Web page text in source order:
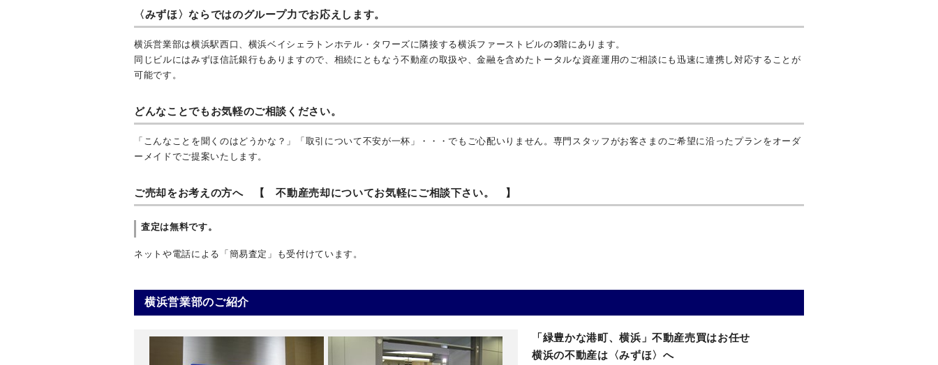
〈みずほ〉ならではのグループ力でお応えします。
横浜営業部は横浜駅西口、横浜ベイシェラトンホテル・タワーズに隣接する横浜ファーストビルの3階にあります。
同じビルにはみずほ信託銀行もありますので、相続にともなう不動産の取扱や、金融を含めたトータルな資産運用のご相談にも迅速に連携し対応することが
可能です。
どんなことでもお気軽のご相談ください。
「こんなことを聞くのはどうかな？」「取引について不安が一杯」・・・でもご心配いりません。専門スタッフがお客さまのご希望に沿ったプランをオーダ
ーメイドでご提案いたします。
ご売却をお考えの方へ 【 不動産売却についてお気軽にご相談下さい。 】
査定は無料です。
ネットや電話による「簡易査定」も受付けています。
横浜営業部のご紹介
「緑豊かな港町、横浜」不動産売買はお任せ
横浜の不動産は〈みずほ〉へ